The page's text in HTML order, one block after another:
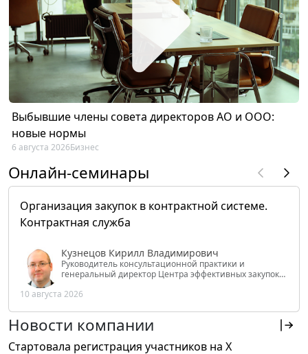
Выбывшие члены совета директоров АО и ООО:
новые нормы
6 августа 2026Бизнес
Онлайн-семинары
Организация закупок в контрактной системе.
Контрактная служба
Кузнецов Кирилл Владимирович
Руководитель консультационной практики и
генеральный директор Центра эффективных закупок
РФ
10 августа 2026
Новости компании
Стартовала регистрация участников на X